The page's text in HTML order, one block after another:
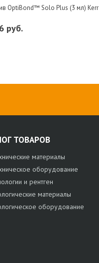
OptiBond™ Solo Plus (3 мл) Kerr
руб.
ТОВАРОВ
материалы
оборудование
и рентген
материалы
оборудование